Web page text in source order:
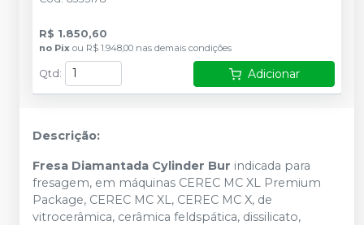
R$ 1.850,60
no Pix ou R$ 1.948,00 nas demais condições
Qtd : Adicionar
Descrição:
Fresa Diamantada Cylinder Bur indicada para
fresagem, em máquinas CEREC MC XL Premium
Package, CEREC MC XL, CEREC MC X, de
vitrocerâmica, cerâmica feldspática, dissilicato,